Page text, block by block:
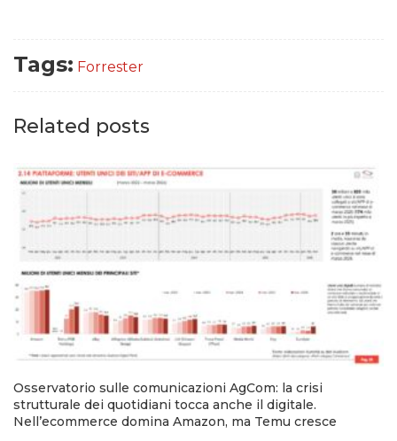
Tags: Forrester
Related posts
Osservatorio sulle comunicazioni AgCom: la crisi
strutturale dei quotidiani tocca anche il digitale.
Nell’ecommerce domina Amazon, ma Temu cresce